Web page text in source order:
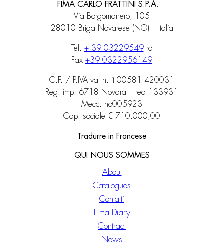
FIMA CARLO FRATTINI S.P.A.
Via Borgomanero, 105
28010 Briga Novarese (NO) – Italia
Tel. + 39 03229549ra
Fax +39 0322956149
C.F. / P.IVA vat n. it 00581 420031
Reg. imp. 6718 Novara – rea 133931
Mecc. no005923
Cap. sociale € 710.000,00
Tradurre in Francese
QUI NOUS SOMMES
About
Catalogues
Contatti
Fima Diary
Contract
News